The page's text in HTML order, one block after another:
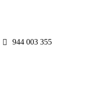
944 003 355